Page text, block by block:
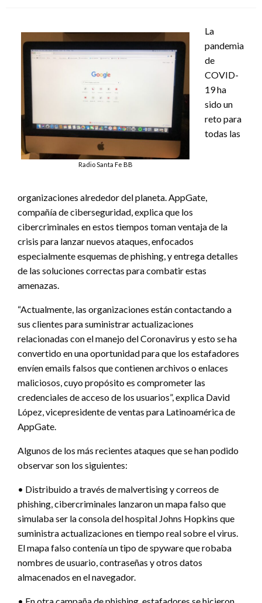
Radio Santa Fe BB
La
pandemia
de
COVID-
19 ha
sido un
reto para
todas las
organizaciones alrededor del planeta. AppGate,
compañía de ciberseguridad, explica que los
cibercriminales en estos tiempos toman ventaja de la
crisis para lanzar nuevos ataques, enfocados
especialmente esquemas de phishing, y entrega detalles
de las soluciones correctas para combatir estas
amenazas.
“Actualmente, las organizaciones están contactando a
sus clientes para suministrar actualizaciones
relacionadas con el manejo del Coronavirus y esto se ha
convertido en una oportunidad para que los estafadores
envíen emails falsos que contienen archivos o enlaces
maliciosos, cuyo propósito es comprometer las
credenciales de acceso de los usuarios”, explica David
López, vicepresidente de ventas para Latinoamérica de
AppGate.
Algunos de los más recientes ataques que se han podido
observar son los siguientes:
• Distribuido a través de malvertising y correos de
phishing, cibercriminales lanzaron un mapa falso que
simulaba ser la consola del hospital Johns Hopkins que
suministra actualizaciones en tiempo real sobre el virus.
El mapa falso contenía un tipo de spyware que robaba
nombres de usuario, contraseñas y otros datos
almacenados en el navegador.
• En otra campaña de phishing, estafadores se hicieron